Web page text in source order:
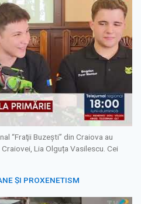
“Fraţii Buzeşti” din Craiova au
Lia Olguța Vasilescu. Cei
ȘI PROXENETISM